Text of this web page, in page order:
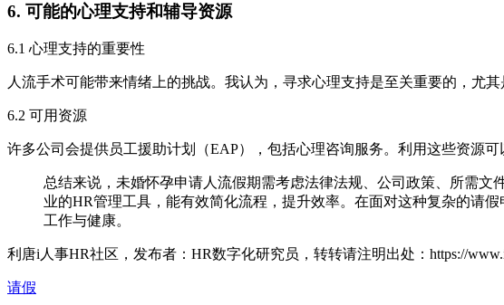
6. 可能的心理支持和辅导资源
6.1 心理支持的重要性
人流手术可能带来情绪上的挑战。我认为，寻求心理支持是至关重要的，尤其
6.2 可用资源
许多公司会提供员工援助计划（EAP），包括心理咨询服务。利用这些资源可
总结来说，未婚怀孕申请人流假期需考虑法律法规、公司政策、所需文
业的HR管理工具，能有效简化流程，提升效率。在面对这种复杂的请
工作与健康。
利唐i人事HR社区，发布者：HR数字化研究员，转转请注明出处： https://
请假